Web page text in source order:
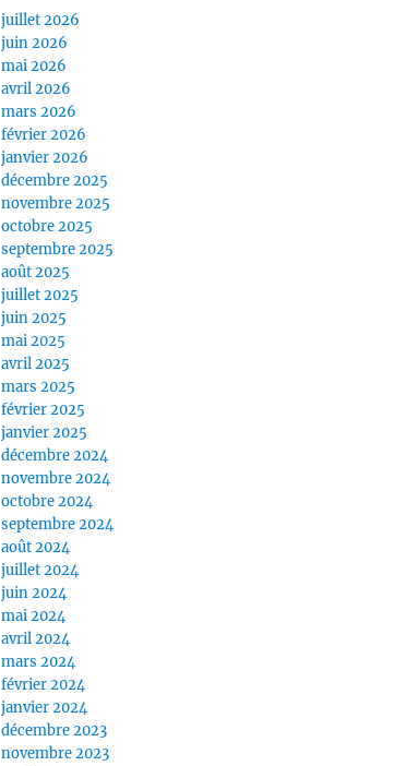
juillet 2026
juin 2026
mai 2026
avril 2026
mars 2026
février 2026
janvier 2026
décembre 2025
novembre 2025
octobre 2025
septembre 2025
août 2025
juillet 2025
juin 2025
mai 2025
avril 2025
mars 2025
février 2025
janvier 2025
décembre 2024
novembre 2024
octobre 2024
septembre 2024
août 2024
juillet 2024
juin 2024
mai 2024
avril 2024
mars 2024
février 2024
janvier 2024
décembre 2023
novembre 2023